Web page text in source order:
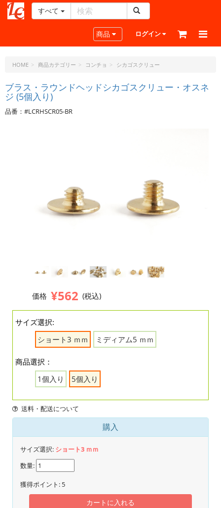
ー
ラ
ト・
ド
ッ
ト・
すべて
Toggle navigation
商品 ログイン
HOME 商品カテゴリー コンチョ シカゴスクリュー
ブラス・ラウンドヘッドシカゴスクリュー・オスネ
ジ (5個入り)
品番：#LCRHSCR05-BR
価格 ¥562 (税込)
サイズ選択:
ショート3 ｍｍ
ミディアム5 ｍｍ
商品選択：
1個入り
5個入り
送料・配送について
購入
サイズ選択: ショート3 ｍｍ
数量:
獲得ポイント: 5
カートに入れる